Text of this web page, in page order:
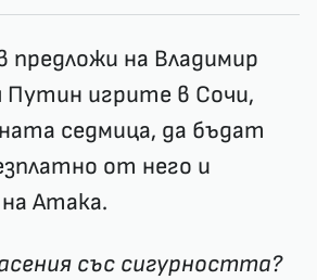
предложи на Владимир
Путин игрите в Сочи,
седмица, да бъдат
от него и
Атака.
със сигурността?